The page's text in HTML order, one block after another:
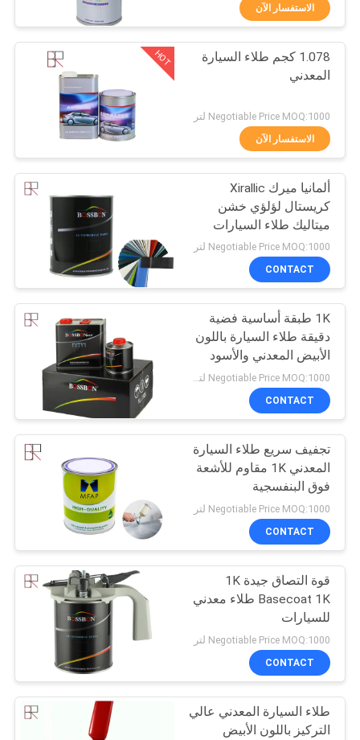
مراقبة
الجودة
اتصل
أخبار
اطلب
اقتباس
خريطة
الموقع
PRIVACY
POLICY
إعادة طلاء السيارات
33
طلاء السيارة المعدني
51
دهان سيارات مختلط
جاهز
28
بيندر طلاء السيارات
17
الاستفسار الآن
HOT
1.078 كجم طلاء السيارة
المعدني
Negotiable Price MOQ:1000 لتر
الاستفسار الآن
ألمانيا ميرك Xirallic
كريستال لؤلؤي خشن
ميتاليك طلاء السيارات
Negotiable Price MOQ:1000 لتر
CONTACT
1K طبقة أساسية فضية
دقيقة طلاء السيارة باللون
الأبيض المعدني والأسود
Negotiable Price MOQ:1000 لتر (العناصر المختلطة مقبولة)
CONTACT
تجفيف سريع طلاء السيارة
المعدني 1K مقاوم للأشعة
فوق البنفسجية
Negotiable Price MOQ:1000 لتر
CONTACT
قوة التصاق جيدة 1K
Basecoat 1K طلاء معدني
للسيارات
Negotiable Price MOQ:1000 لتر
CONTACT
طلاء السيارة المعدني عالي
التركيز باللون الأبيض